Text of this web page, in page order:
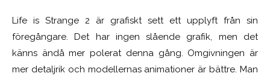
Life is Strange 2 är grafiskt sett ett upplyft från sin
föregångare. Det har ingen slående grafik, men det
känns ändå mer polerat denna gång. Omgivningen är
mer detaljrik och modellernas animationer är bättre. Man